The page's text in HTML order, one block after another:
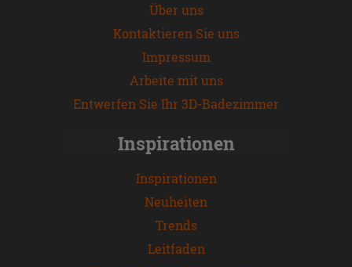
Über uns
Kontaktieren Sie uns
Impressum
Arbeite mit uns
Entwerfen Sie Ihr 3D-Badezimmer
Inspirationen
Inspirationen
Neuheiten
Trends
Leitfaden